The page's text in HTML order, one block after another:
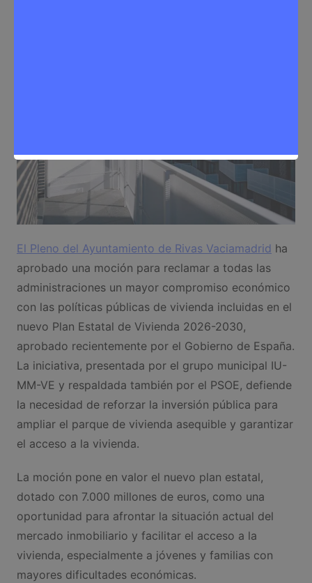
El Pleno del Ayuntamiento de Rivas Vaciamadrid ha
aprobado una moción para reclamar a todas las
administraciones un mayor compromiso económico
con las políticas públicas de vivienda incluidas en el
nuevo Plan Estatal de Vivienda 2026-2030,
aprobado recientemente por el Gobierno de España.
La iniciativa, presentada por el grupo municipal IU-
MM-VE y respaldada también por el PSOE, defiende
la necesidad de reforzar la inversión pública para
ampliar el parque de vivienda asequible y garantizar
el acceso a la vivienda.
La moción pone en valor el nuevo plan estatal,
dotado con 7.000 millones de euros, como una
oportunidad para afrontar la situación actual del
mercado inmobiliario y facilitar el acceso a la
vivienda, especialmente a jóvenes y familias con
mayores dificultades económicas.